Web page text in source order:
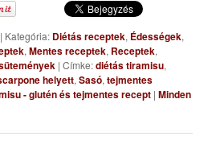
| Kategória: Diétás receptek, Édességek,
,Mentes receptek, Receptek,
|Címke:diétás tiramisu,
helyett,Sasó,tejmentes
- glutén és tejmentes recept |Minden